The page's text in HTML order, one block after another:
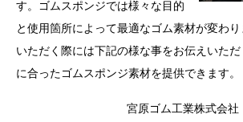
す。ゴムスポンジでは様々な目的
と使用箇所によって最適なゴム素材が変わ
いただく際には下記の様な事をお伝えいた
に合ったゴムスポンジ素材を提供できます。
宮原ゴム工業株式会